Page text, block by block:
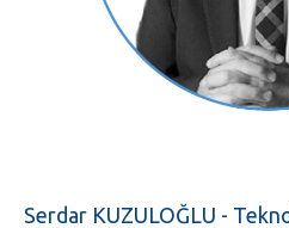
Serdar KUZULOĞLU -